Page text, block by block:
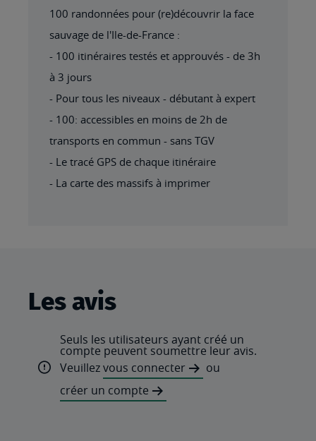
100 randonnées pour (re)découvrir la face
sauvage de l'Ile-de-France :
- 100 itinéraires testés et approuvés - de 3h
à 3 jours
- Pour tous les niveaux - débutant à expert
- 100: accessibles en moins de 2h de
transports en commun - sans TGV
- Le tracé GPS de chaque itinéraire
- La carte des massifs à imprimer
Les avis
Seuls les utilisateurs ayant créé un
compte peuvent soumettre leur avis.
Veuillezvous connecter
ou
créer un compte